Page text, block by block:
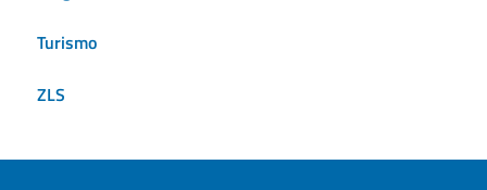
Turismo
ZLS